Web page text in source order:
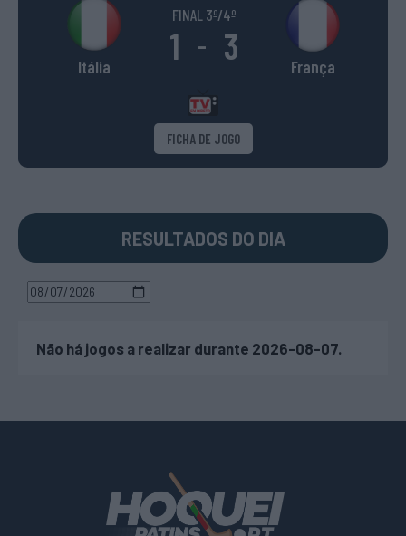
Itália
FINAL 3º/4º
1 - 3 França
FICHA DE JOGO
RESULTADOS DO DIA
Não há jogos a realizar durante 2026-08-07.